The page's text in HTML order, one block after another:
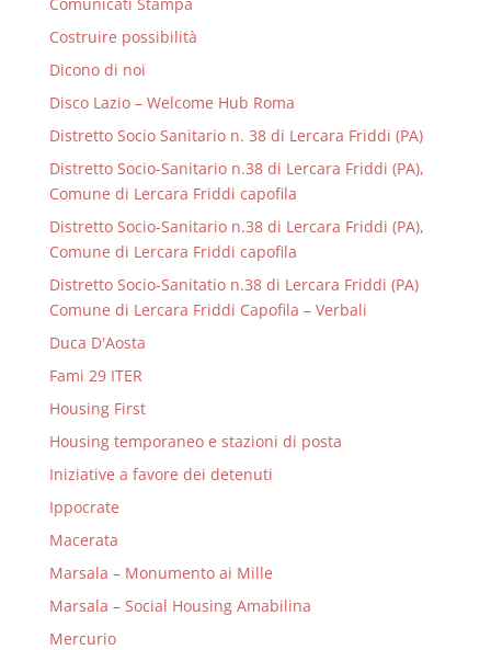
Costruire possibilità
Dicono di noi
Disco Lazio – Welcome Hub Roma
Distretto Socio Sanitario n. 38 di Lercara Friddi (PA)
Distretto Socio-Sanitario n.38 di Lercara Friddi (PA),
Comune di Lercara Friddi capofila
Distretto Socio-Sanitario n.38 di Lercara Friddi (PA),
Comune di Lercara Friddi capofila
Distretto Socio-Sanitatio n.38 di Lercara Friddi (PA)
Comune di Lercara Friddi Capofila – Verbali
Duca D'Aosta
Fami 29 ITER
Housing First
Housing temporaneo e stazioni di posta
Iniziative a favore dei detenuti
Ippocrate
Macerata
Marsala – Monumento ai Mille
Marsala – Social Housing Amabilina
Mercurio